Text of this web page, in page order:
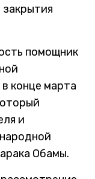
помощник
конце марта
и
Обамы.